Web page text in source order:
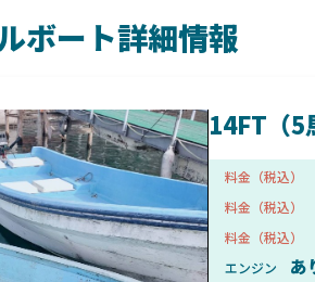
ボート詳細情報
14FT（5
料金（税込）
料金（税込）
料金（税込）
エンジン あ